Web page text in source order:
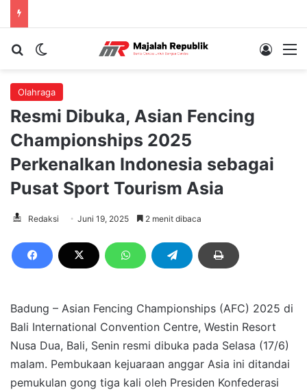
Cari berita...Switch skin Log In
Olahraga
Resmi Dibuka, Asian Fencing
Championships 2025
Perkenalkan Indonesia sebagai
Pusat Sport Tourism Asia
Redaksi Juni 19, 2025 2 menit dibaca
Badung – Asian Fencing Championships (AFC) 2025 di
Bali International Convention Centre, Westin Resort
Nusa Dua, Bali, Senin resmi dibuka pada Selasa (17/6)
malam. Pembukaan kejuaraan anggar Asia ini ditandai
pemukulan gong tiga kali oleh Presiden Konfederasi